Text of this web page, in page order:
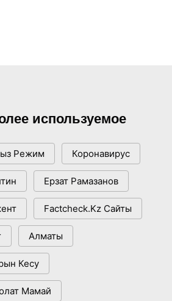
используемое
Режим Коронавирус
Ерзат Рамазанов
Factcheck.kz Сайты
Алматы
Кесу
Мамай